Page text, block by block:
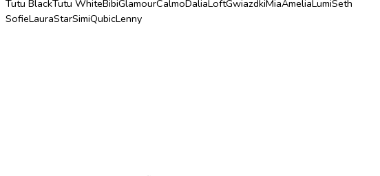
Tutu BlackTutu WhiteBibiGlamourCalmoDaliaLoftGwiazdkiMiaAmeliaLumiSeth
SofieLauraStarSimiQubicLenny